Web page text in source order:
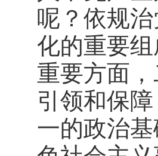
呢？依规
化的重要
重要方面
引领和保
一的政治